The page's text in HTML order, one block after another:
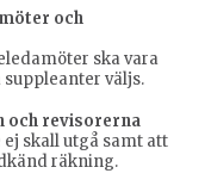
och
ska vara
väljs.
och revisorerna
skall utgå samt att
räkning.